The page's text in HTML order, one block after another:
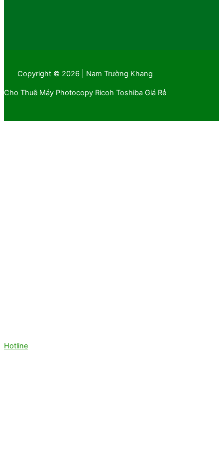
Copyright © 2026 | Nam Trường Khang
Cho Thuê Máy Photocopy Ricoh Toshiba Giá Rẻ
Hotline